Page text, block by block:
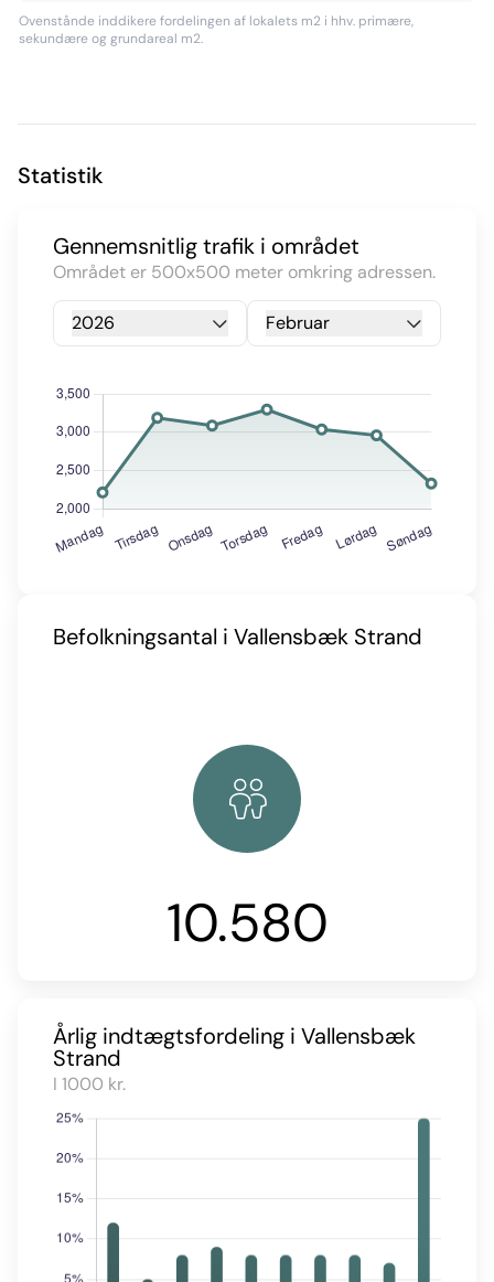
Ovenstånde inddikere fordelingen af lokalets m2 i hhv. primære,
sekundære og grundareal m2.
Statistik
Gennemsnitlig trafik i området
Området er 500x500 meter omkring adressen.
2026 Februar
Befolkningsantal i Vallensbæk Strand
10.580
Årlig indtægtsfordeling i Vallensbæk
Strand
I 1000 kr.